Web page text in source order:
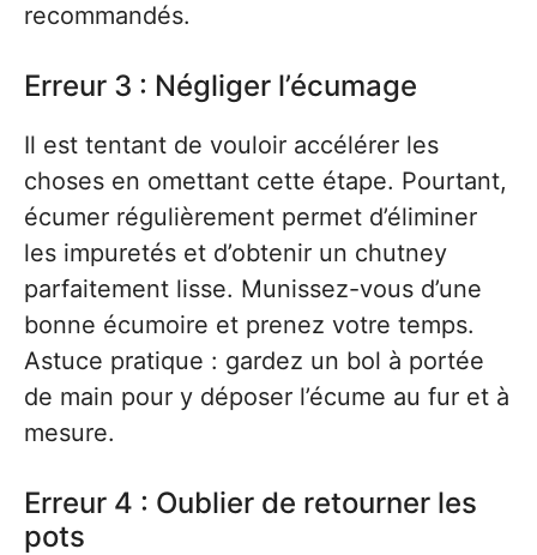
recommandés.
Erreur 3 : Négliger l’écumage
Il est tentant de vouloir accélérer les
choses en omettant cette étape. Pourtant,
écumer régulièrement permet d’éliminer
les impuretés et d’obtenir un chutney
parfaitement lisse. Munissez-vous d’une
bonne écumoire et prenez votre temps.
Astuce pratique : gardez un bol à portée
de main pour y déposer l’écume au fur et à
mesure.
Erreur 4 : Oublier de retourner les
pots